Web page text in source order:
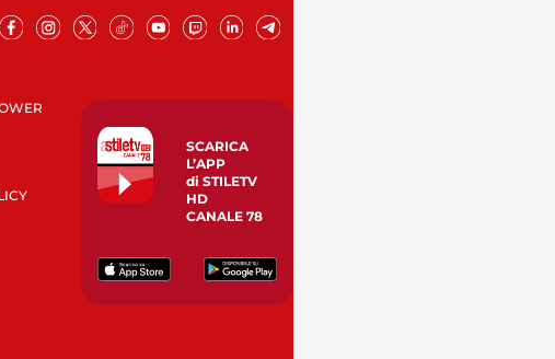
SCARICA
L’APP
di STILETV
HD
CANALE 78